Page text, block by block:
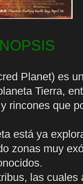
Planet) es
Tierra,
rincones que
está ya
zonas muy
las cuales